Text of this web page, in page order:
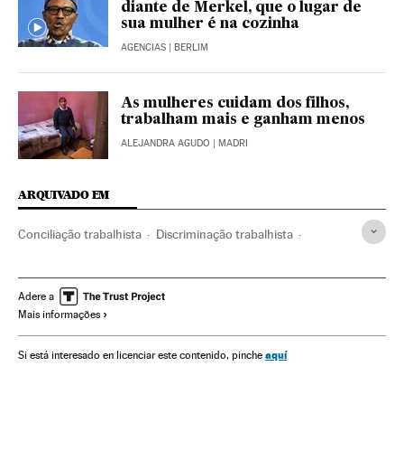
diante de Merkel, que o lugar de
sua mulher é na cozinha
AGENCIAS | BERLIM
As mulheres cuidam dos filhos,
trabalham mais e ganham menos
ALEJANDRA AGUDO | MADRI
ARQUIVADO EM
Conciliação trabalhista Discriminação trabalhista
Fórum Econômico Mundial
Emprego feminino
Emprego Relações gênero Condições trabalho
Adere a
Mais informações
Si está interesado en licenciar este contenido, pinche aquí